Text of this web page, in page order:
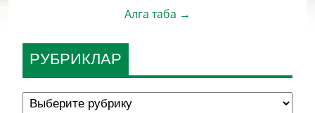
Алга таба →
РУБРИКЛАР